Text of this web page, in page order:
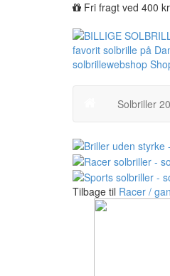
Fri fragt ved 400
Solbriller
Tilbage til Racer /